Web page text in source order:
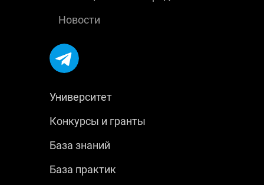
Новости
Университет
Конкурсы и гранты
База знаний
База практик